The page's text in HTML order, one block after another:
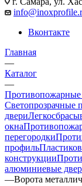
Вконтакте
Главная
—
Каталог
—
Противопожарные
Светопрозрачные
двери
окна
перегородки
профиль
конструкции
алюминиевые
—Ворота